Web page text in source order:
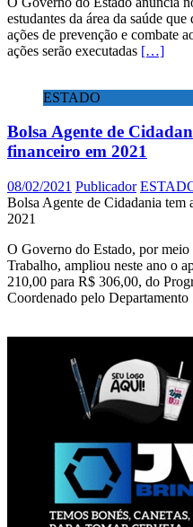
estudantes da área da saúde
ações de prevenção e combate
ações serão executadas […]
ESTADO
Bolsa Agente de
financeiro em 2021
08/02/2021 Publicador
Bolsa Agente de Cidadania tem
2021
O Governo do Estado, por meio
Trabalho, ampliou neste ano o
210,00 para R$ 306,00, do
Coordenado pelo Departamento